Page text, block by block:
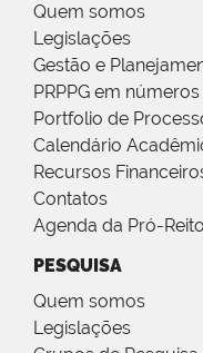
Quem somos
Legislações
Gestão e
PRPPG em números
Portfolio de
Calendário
Recursos
Contatos
Agenda da Pró-
PESQUISA
Quem somos
Legislações